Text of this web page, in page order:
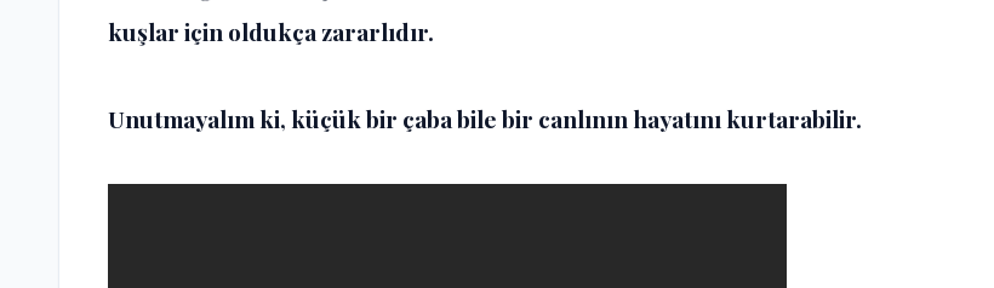
kuşlar için oldukça zararlıdır.
Unutmayalım ki, küçük bir çaba bile bir canlının hayatını kurtarabilir.